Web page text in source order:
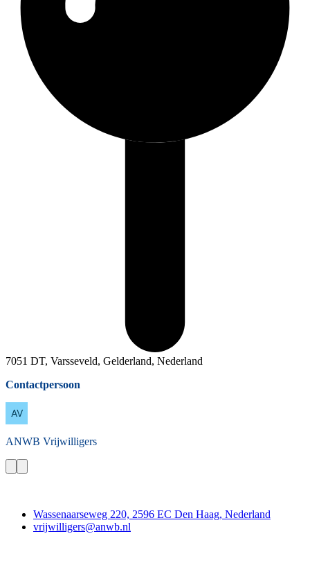
7051 DT, Varsseveld, Gelderland, Nederland
Contactpersoon
ANWB Vrijwilligers
Wassenaarseweg 220, 2596 EC Den Haag, Nederland
vrijwilligers@anwb.nl